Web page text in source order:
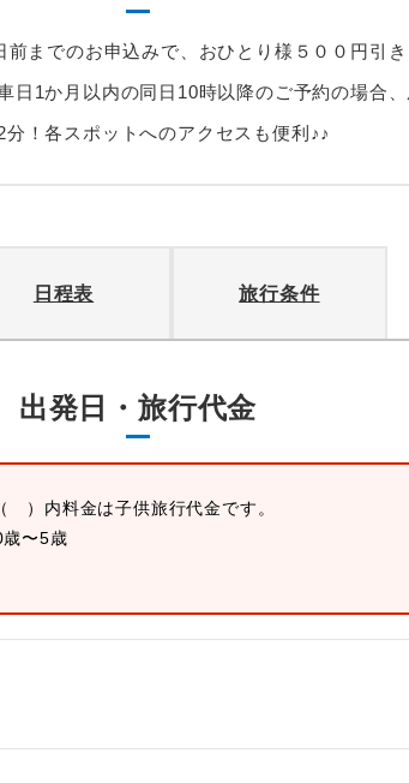
までのお申込みで、おひとり様５００円引き
日1か月以内の同日10時以降のご予約の場合、
！各スポットへのアクセスも便利♪♪
日程表 旅行条件
出発日・旅行代金
（ ）内料金は子供旅行代金です。
〜5歳